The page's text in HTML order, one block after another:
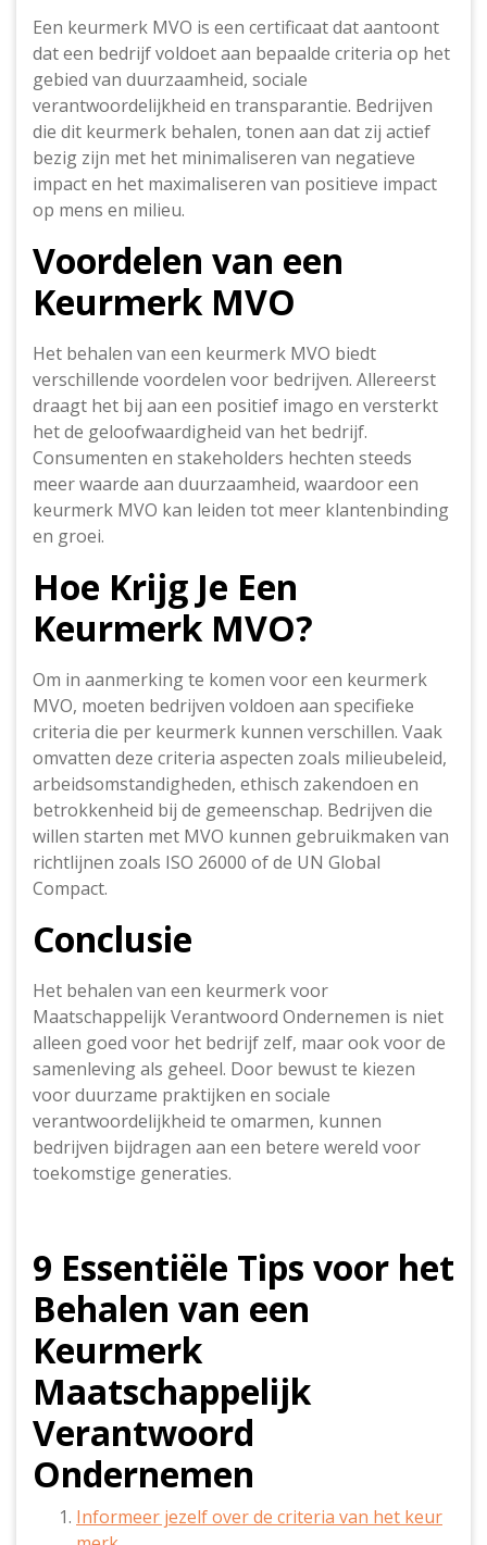
Een keurmerk MVO is een certificaat dat aantoont
dat een bedrijf voldoet aan bepaalde criteria op het
gebied van duurzaamheid, sociale
verantwoordelijkheid en transparantie. Bedrijven
die dit keurmerk behalen, tonen aan dat zij actief
bezig zijn met het minimaliseren van negatieve
impact en het maximaliseren van positieve impact
op mens en milieu.
Voordelen van een
Keurmerk MVO
Het behalen van een keurmerk MVO biedt
verschillende voordelen voor bedrijven. Allereerst
draagt het bij aan een positief imago en versterkt
het de geloofwaardigheid van het bedrijf.
Consumenten en stakeholders hechten steeds
meer waarde aan duurzaamheid, waardoor een
keurmerk MVO kan leiden tot meer klantenbinding
en groei.
Hoe Krijg Je Een
Keurmerk MVO?
Om in aanmerking te komen voor een keurmerk
MVO, moeten bedrijven voldoen aan specifieke
criteria die per keurmerk kunnen verschillen. Vaak
omvatten deze criteria aspecten zoals milieubeleid,
arbeidsomstandigheden, ethisch zakendoen en
betrokkenheid bij de gemeenschap. Bedrijven die
willen starten met MVO kunnen gebruikmaken van
richtlijnen zoals ISO 26000 of de UN Global
Compact.
Conclusie
Het behalen van een keurmerk voor
Maatschappelijk Verantwoord Ondernemen is niet
alleen goed voor het bedrijf zelf, maar ook voor de
samenleving als geheel. Door bewust te kiezen
voor duurzame praktijken en sociale
verantwoordelijkheid te omarmen, kunnen
bedrijven bijdragen aan een betere wereld voor
toekomstige generaties.
9 Essentiële Tips voor het
Behalen van een
Keurmerk
Maatschappelijk
Verantwoord
Ondernemen
Informeer jezelf over de criteria van het keur